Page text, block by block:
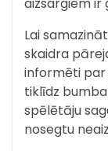
Lai
skaidra
informēti par
tiklīdz
spēlētāju
nosegtu